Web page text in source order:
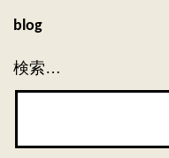
blog
検索…